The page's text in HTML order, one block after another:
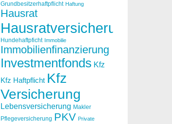
Grundbesitzerhaftpflicht Haftung
Hausrat
Hausratversicherung
Hundehaftpficht Immobilie
Immobilienfinanzierung
Investmentfonds Kfz
Kfz Haftpflicht Kfz
Versicherung
Lebensversicherung Makler
Pflegeversicherung PKV Private